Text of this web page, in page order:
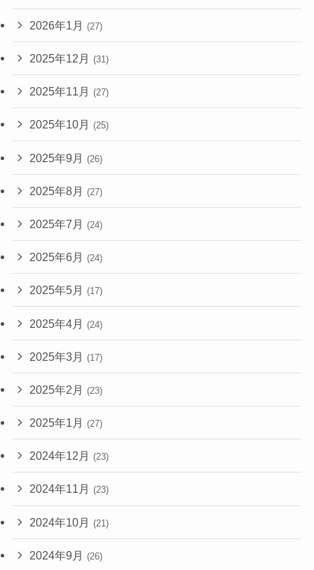
2026年1月 (27)
2025年12月 (31)
2025年11月 (27)
2025年10月 (25)
2025年9月 (26)
2025年8月 (27)
2025年7月 (24)
2025年6月 (24)
2025年5月 (17)
2025年4月 (24)
2025年3月 (17)
2025年2月 (23)
2025年1月 (27)
2024年12月 (23)
2024年11月 (23)
2024年10月 (21)
2024年9月 (26)